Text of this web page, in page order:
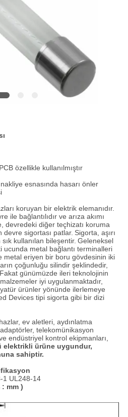
özellikle kullanılmıştır
esnasında hasarı önler
koruyan bir elektrik elemanıdır.
ile bağlantılıdır ve arıza akımı
devredeki diğer teçhizatı koruma
devre sigortası patlar. Sigorta, aşırı
kullanılan bileşentir. Geleneksel
ucunda metal bağlantı terminalleri
metal eriyen bir boru gövdesinin iki
çoğunluğu silindir şeklindedir,
Fakat günümüzde ileri teknolojinin
iyi uygulanmaktadır,
ürünler yönünde ilerlemeye
Devices tipi sigorta gibi bir dizi
ev aletleri, aydınlatma
telekomünikasyon
endüstriyel kontrol ekipmanları,
elektrikli ürüne uygundur,
sahiptir.
1 UL248-14
: mm )